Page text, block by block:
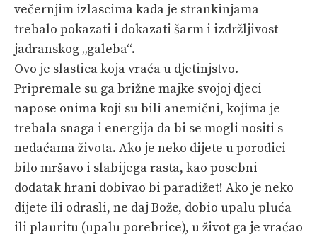
SHOP
večernjim izlascima kada je strankinjama
trebalo pokazati i dokazati šarm i izdržljivost
jadranskog „galeba“.
Ovo je slastica koja vraća u djetinjstvo.
Pripremale su ga brižne majke svojoj djeci
napose onima koji su bili anemični, kojima je
trebala snaga i energija da bi se mogli nositi s
nedaćama života. Ako je neko dijete u porodici
bilo mršavo i slabijega rasta, kao posebni
dodatak hrani dobivao bi paradižet! Ako je neko
dijete ili odrasli, ne daj Bože, dobio upalu pluća
ili plauritu (upalu porebrice), u život ga je vraćao